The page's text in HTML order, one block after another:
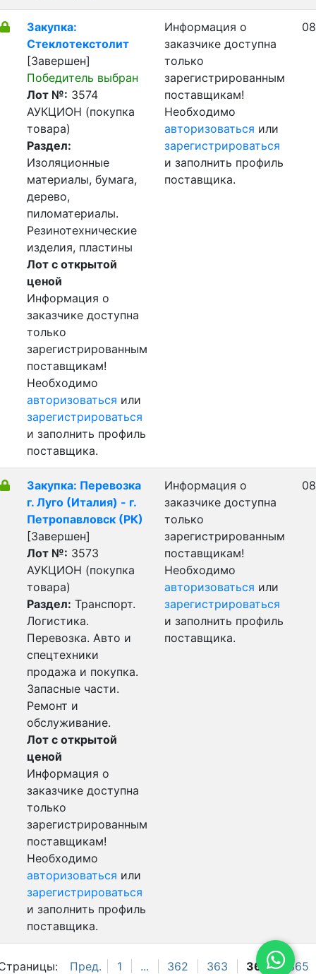
Пред. 1 ... 362 363 364 365
Закупка:
Стеклотекстолит
[Завершен]
Победитель выбран
Лот №: 3574
АУКЦИОН (покупка
товара)
Раздел:
Изоляционные
материалы, бумага,
дерево,
пиломатериалы.
Резинотехнические
изделия, пластины
Лот с открытой
ценой
Информация о
заказчике доступна
только
зарегистрированным
поставщикам!
Необходимо
авторизоваться или
зарегистрироваться
и заполнить профиль
поставщика.
Информация о
заказчике доступна
только
зарегистрированным
поставщикам!
Необходимо
авторизоваться или
зарегистрироваться
и заполнить профиль
поставщика.
Закупка: Перевозка
г. Луго (Италия) - г.
Петропавловск (РК)
[Завершен]
Лот №: 3573
АУКЦИОН (покупка
товара)
Раздел: Транспорт.
Логистика.
Перевозка. Авто и
спецтехники
продажа и покупка.
Запасные части.
Ремонт и
обслуживание.
Лот с открытой
ценой
Информация о
заказчике доступна
только
зарегистрированным
поставщикам!
Необходимо
авторизоваться или
зарегистрироваться
и заполнить профиль
поставщика.
Информация о
заказчике доступна
только
зарегистрированным
поставщикам!
Необходимо
авторизоваться или
зарегистрироваться
и заполнить профиль
поставщика.